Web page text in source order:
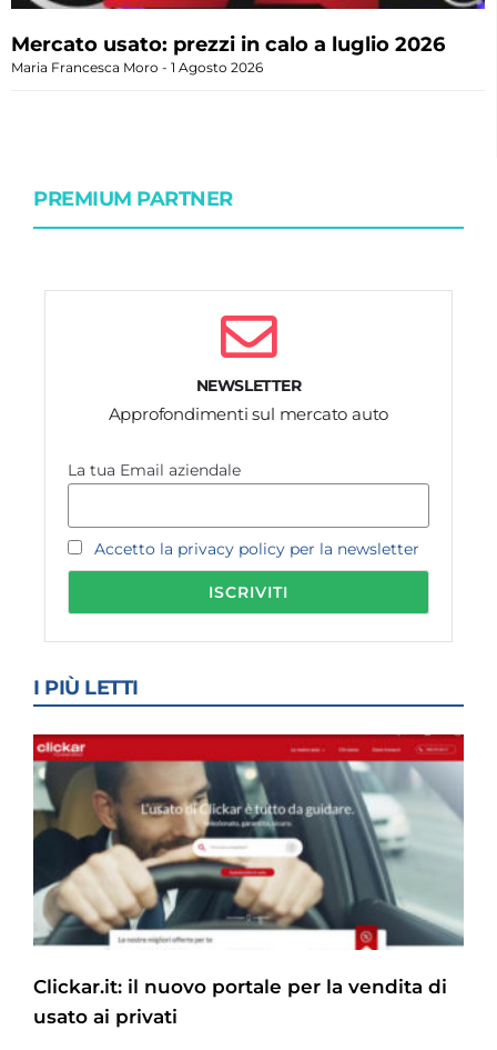
Mercato usato: prezzi in calo a luglio 2026
Maria Francesca Moro 1 Agosto 2026
PREMIUM PARTNER
NEWSLETTER
Approfondimenti sul mercato auto
La tua Email aziendale
Accetto la privacy policy per la newsletter
I PIÙ LETTI
Clickar.it: il nuovo portale per la vendita di
usato ai privati